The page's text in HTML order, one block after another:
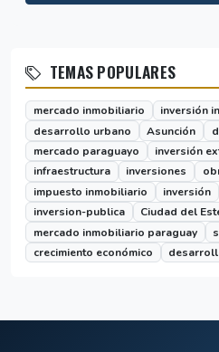
TEMAS POPULARES
mercado inmobiliario
inversión
desarrollo urbano
Asunción
mercado paraguayo
inversión
infraestructura
inversiones
impuesto inmobiliario
inversión
inversion-publica
Ciudad del
mercado inmobiliario paraguay
crecimiento económico